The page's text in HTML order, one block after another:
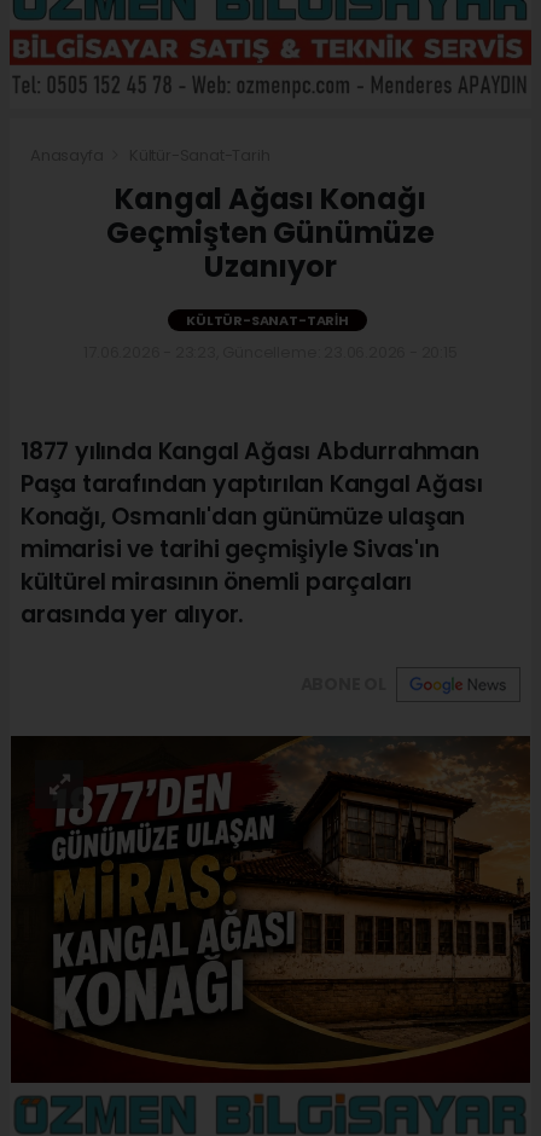
Kangal Ağası Konağı
Geçmişten Günümüze
Uzanıyor
KÜLTÜR-SANAT-TARIH
1877 yılında Kangal Ağası Abdurrahman
Paşa tarafından yaptırılan Kangal Ağası
Konağı, Osmanlı'dan günümüze ulaşan
mimarisi ve tarihi geçmişiyle Sivas'ın
kültürel mirasının önemli parçaları
arasında yer alıyor.